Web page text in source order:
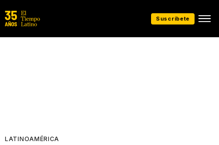
Suscríbete
LATINOAMÉRICA